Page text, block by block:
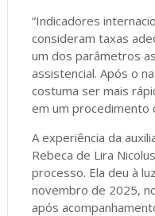
“Indicadores
consideram taxas
um dos parâmetros
assistencial. Após o
costuma ser mais
em um procedimento
A experiência da
Rebeca de Lira
processo. Ela deu à
novembro de 2025,
após